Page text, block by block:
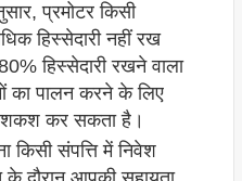
प्रमोटर किसी
हिस्सेदारी नहीं रख
हिस्सेदारी रखने वाला
का पालन करने के लिए
कर सकता है।
किसी संपत्ति में निवेश